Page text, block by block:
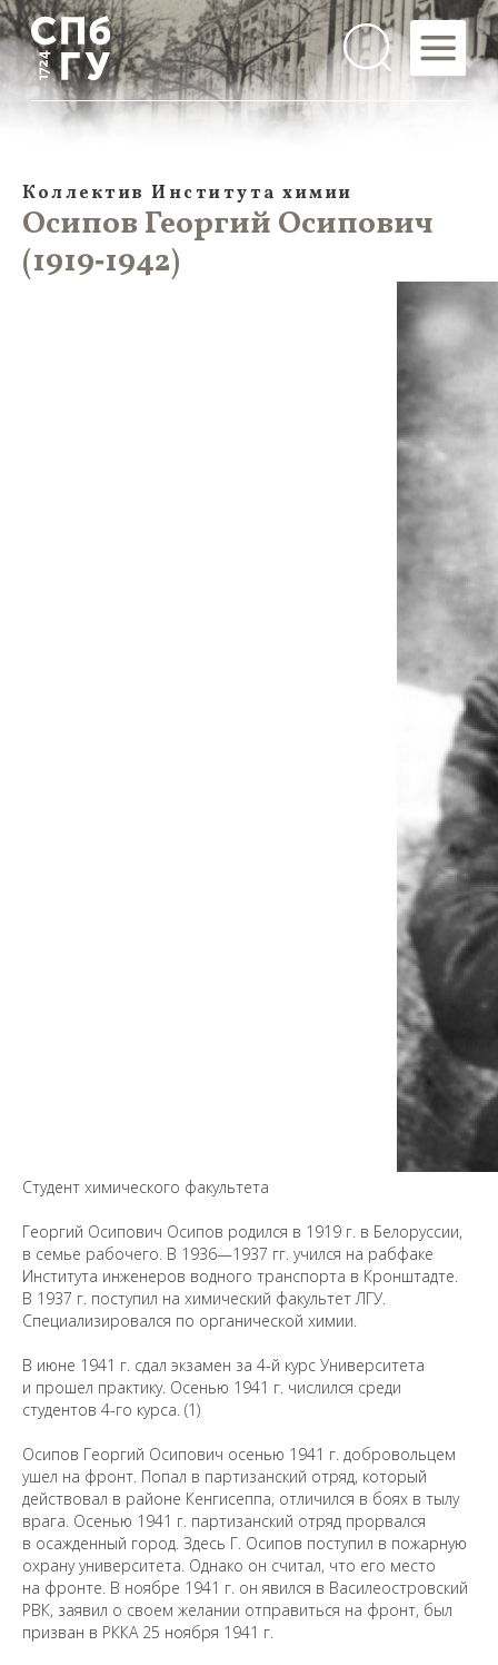
Коллектив Института химии
Осипов Георгий Осипович
(1919‑1942)
Cтудент химического факультета
Георгий Осипович Осипов родился в 1919 г. в Белоруссии,
в семье рабочего. В 1936—1937 гг. учился на рабфаке
Института инженеров водного транспорта в Кронштадте.
В 1937 г. поступил на химический факультет ЛГУ.
Специализировался по органической химии.
В июне 1941 г. сдал экзамен за 4-й курс Университета
и прошел практику. Осенью 1941 г. числился среди
студентов 4-го курса. (1)
Осипов Георгий Осипович осенью 1941 г. добровольцем
ушел на фронт. Попал в партизанский отряд, который
действовал в районе Кенгисеппа, отличился в боях в тылу
врага. Осенью 1941 г. партизанский отряд прорвался
в осажденный город. Здесь Г. Осипов поступил в пожарную
охрану университета. Однако он считал, что его место
на фронте. В ноябре 1941 г. он явился в Василеостровский
РВК, заявил о своем желании отправиться на фронт, был
призван в РККА 25 ноября 1941 г.